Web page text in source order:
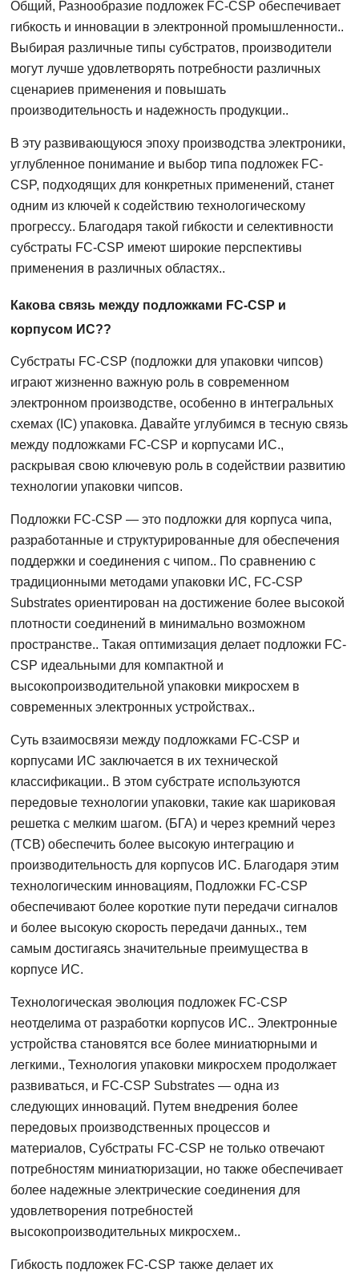
Общий, Разнообразие подложек FC-CSP обеспечивает
гибкость и инновации в электронной промышленности..
Выбирая различные типы субстратов, производители
могут лучше удовлетворять потребности различных
сценариев применения и повышать
производительность и надежность продукции..
В эту развивающуюся эпоху производства электроники,
углубленное понимание и выбор типа подложек FC-
CSP, подходящих для конкретных применений, станет
одним из ключей к содействию технологическому
прогрессу.. Благодаря такой гибкости и селективности
субстраты FC-CSP имеют широкие перспективы
применения в различных областях..
Какова связь между подложками FC-CSP и
корпусом ИС??
Субстраты FC-CSP (подложки для упаковки чипсов)
играют жизненно важную роль в современном
электронном производстве, особенно в интегральных
схемах (IC) упаковка. Давайте углубимся в тесную связь
между подложками FC-CSP и корпусами ИС.,
раскрывая свою ключевую роль в содействии развитию
технологии упаковки чипсов.
Подложки FC-CSP — это подложки для корпуса чипа,
разработанные и структурированные для обеспечения
поддержки и соединения с чипом.. По сравнению с
традиционными методами упаковки ИС, FC-CSP
Substrates ориентирован на достижение более высокой
плотности соединений в минимально возможном
пространстве.. Такая оптимизация делает подложки FC-
CSP идеальными для компактной и
высокопроизводительной упаковки микросхем в
современных электронных устройствах..
Суть взаимосвязи между подложками FC-CSP и
корпусами ИС заключается в их технической
классификации.. В этом субстрате используются
передовые технологии упаковки, такие как шариковая
решетка с мелким шагом. (БГА) и через кремний через
(ТСВ) обеспечить более высокую интеграцию и
производительность для корпусов ИС. Благодаря этим
технологическим инновациям, Подложки FC-CSP
обеспечивают более короткие пути передачи сигналов
и более высокую скорость передачи данных., тем
самым достигаясь значительные преимущества в
корпусе ИС.
Технологическая эволюция подложек FC-CSP
неотделима от разработки корпусов ИС.. Электронные
устройства становятся все более миниатюрными и
легкими., Технология упаковки микросхем продолжает
развиваться, и FC-CSP Substrates — одна из
следующих инноваций. Путем внедрения более
передовых производственных процессов и
материалов, Субстраты FC-CSP не только отвечают
потребностям миниатюризации, но также обеспечивает
более надежные электрические соединения для
удовлетворения потребностей
высокопроизводительных микросхем..
Гибкость подложек FC-CSP также делает их